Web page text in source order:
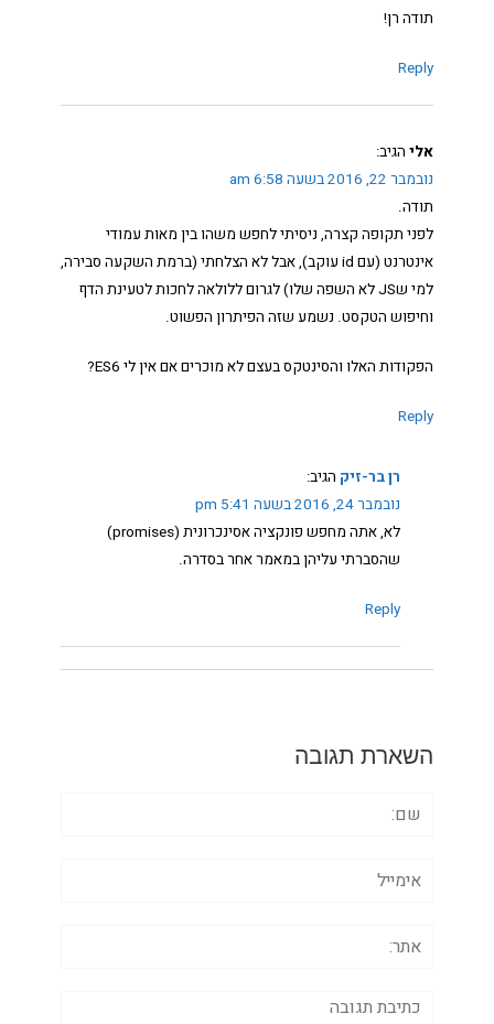
תודה רן!
Reply
אלי הגיב:
נובמבר 22, 2016 בשעה 6:58 am
תודה.
לפני תקופה קצרה, ניסיתי לחפש משהו בין מאות עמודי
אינטרנט (עם id עוקב), אבל לא הצלחתי (ברמת השקעה סבירה,
למי שJS לא השפה שלו) לגרום ללולאה לחכות לטעינת הדף
וחיפוש הטקסט. נשמע שזה הפיתרון הפשוט.
הפקודות האלו והסינטקס בעצם לא מוכרים אם אין לי ES6?
Reply
רן בר-זיק הגיב:
נובמבר 24, 2016 בשעה 5:41 pm
לא, אתה מחפש פונקציה אסינכרונית (promises)
שהסברתי עליהן במאמר אחר בסדרה.
Reply
השארת תגובה
תגובה